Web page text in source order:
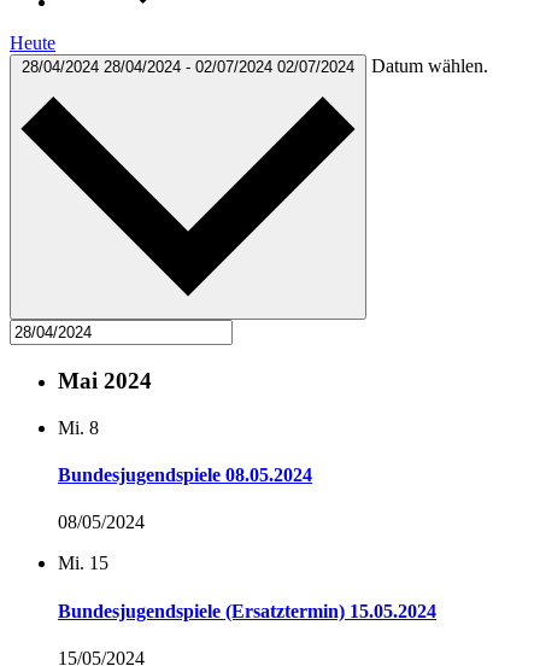
Heute
28/04/2024 28/04/2024 - 02/07/2024 02/07/2024 Datum wählen.
Mai 2024
Mi. 8
Bundesjugendspiele 08.05.2024
08/05/2024
Mi. 15
Bundesjugendspiele (Ersatztermin) 15.05.2024
15/05/2024